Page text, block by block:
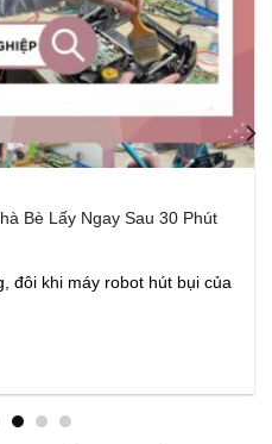
Bè Lấy Ngay Sau 30 Phút
đôi khi máy robot hút bụi của